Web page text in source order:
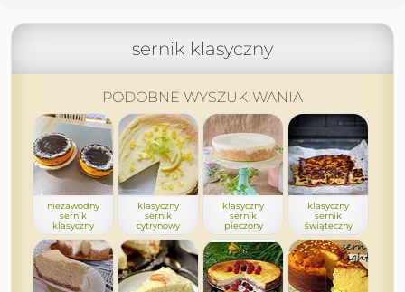
sernik klasyczny
PODOBNE WYSZUKIWANIA
niezawodny
sernik
klasyczny
klasyczny
sernik
cytrynowy
klasyczny
sernik
pieczony
klasyczny
sernik
świąteczny